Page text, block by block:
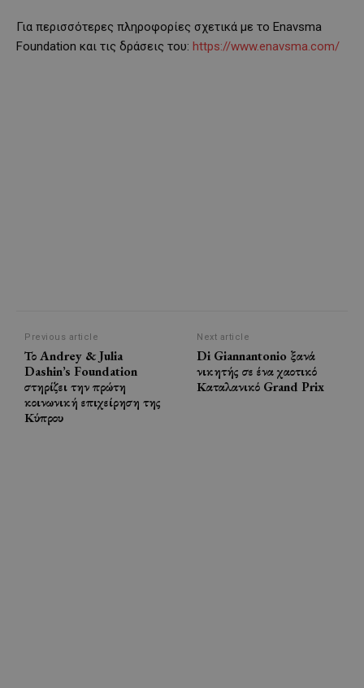
Για περισσότερες πληροφορίες σχετικά με το Enavsma
Foundation και τις δράσεις του: https://www.enavsma.com/
Previous article
Το Andrey & Julia
Dashin’s Foundation
στηρίζει την πρώτη
κοινωνική επιχείρηση της
Κύπρου
Next article
Di Giannantonio ξανά
νικητής σε ένα χαοτικό
Καταλανικό Grand Prix